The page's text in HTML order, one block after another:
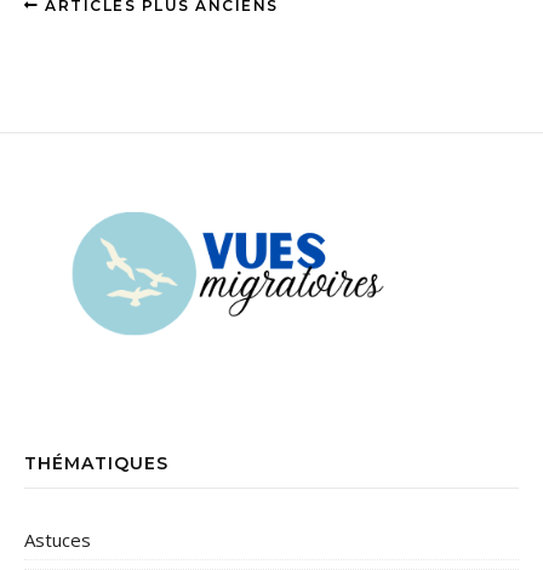
ARTICLES PLUS ANCIENS
THÉMATIQUES
Astuces